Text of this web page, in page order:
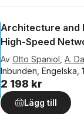
Architecture and
High-Speed
Av Otto Spaniol A.
Inbunden, Engelska,
2 198 kr
Lägg till